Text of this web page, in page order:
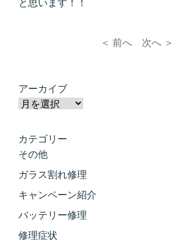
と思います！！
＜ 前へ 次へ ＞
アーカイブ
カテゴリー
その他
ガラス割れ修理
キャンペーン紹介
バッテリー修理
修理症状